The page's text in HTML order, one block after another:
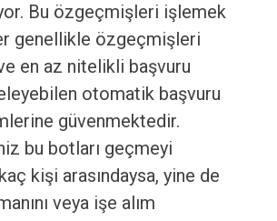
Bu özgeçmişleri işlemek
genellikle özgeçmişleri
en az nitelikli başvuru
otomatik başvuru
güvenmektedir.
bu botları geçmeyi
kişi arasındaysa, yine de
veya işe alım